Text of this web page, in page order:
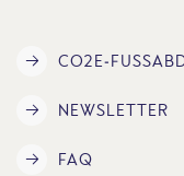
CO2E-
NEWSLETTER
FAQ